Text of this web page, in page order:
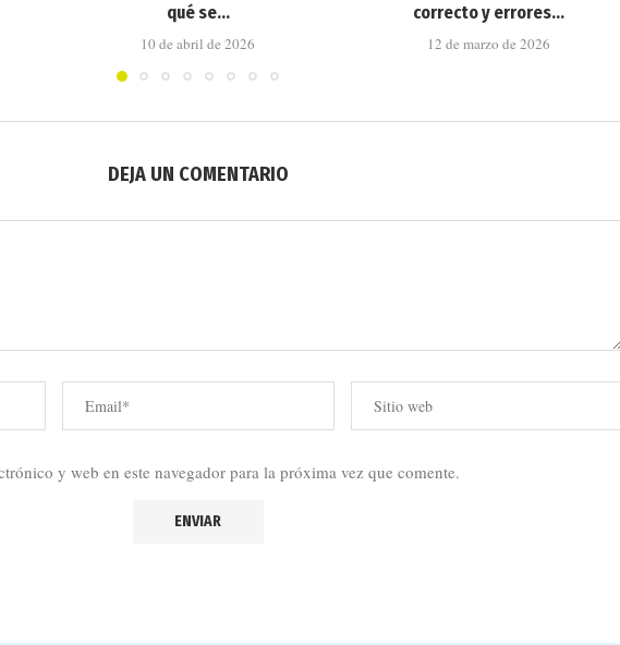
qué se...
10 de abril de 2026
correcto y errores...
12 de marzo de 2026
DEJA UN COMENTARIO
y web en este navegador para la próxima vez que comente.